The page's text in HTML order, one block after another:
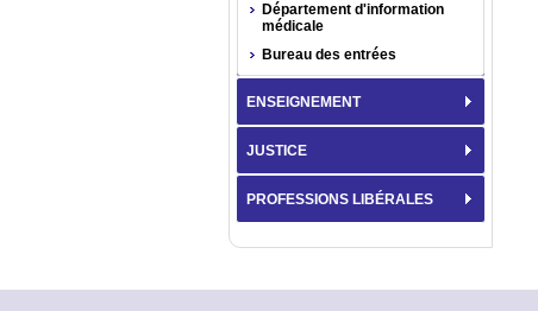
Département d'information
médicale
Bureau des entrées
ENSEIGNEMENT
JUSTICE
PROFESSIONS LIBÉRALES